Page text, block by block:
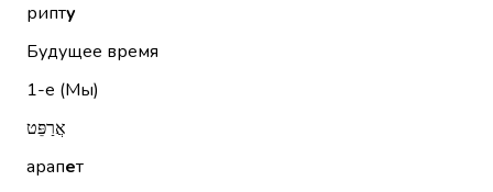
рипту
Будущее время
1-е (Мы)
אֲרַפֵּט
арапет